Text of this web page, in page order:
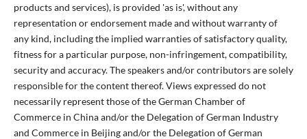
products and services), is provided 'as is', without any
representation or endorsement made and without warranty of
any kind, including the implied warranties of satisfactory quality,
fitness for a particular purpose, non-infringement, compatibility,
security and accuracy. The speakers and/or contributors are solely
responsible for the content thereof. Views expressed do not
necessarily represent those of the German Chamber of
Commerce in China and/or the Delegation of German Industry
and Commerce in Beijing and/or the Delegation of German